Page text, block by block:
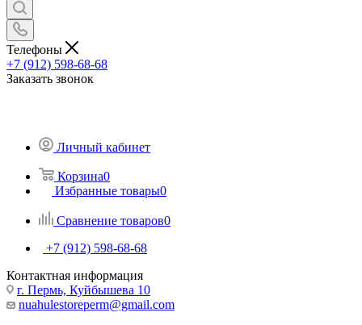
Телефоны
+7 (912) 598-68-68
Заказать звонок
Личный кабинет
Корзина0
Избранные товары0
Сравнение товаров0
+7 (912) 598-68-68
Контактная информация
г. Пермь, Куйбышева 10
nuahulestoreperm@gmail.com